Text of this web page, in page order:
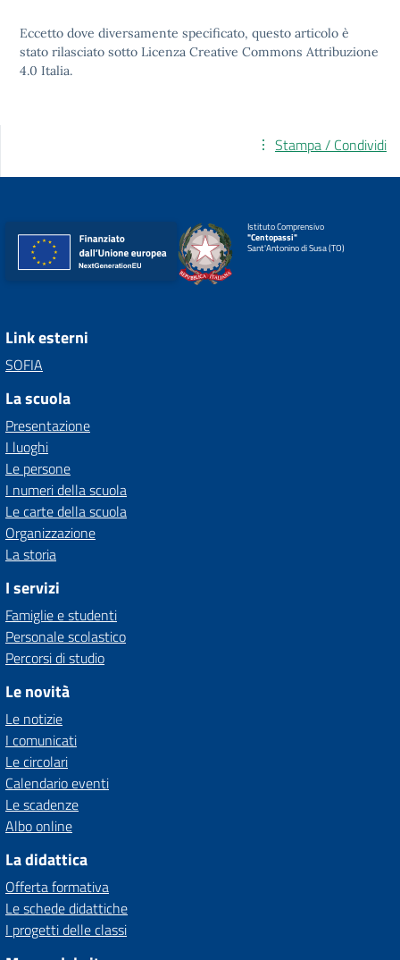
Eccetto dove diversamente specificato, questo articolo è
stato rilasciato sotto Licenza Creative Commons Attribuzione
4.0 Italia.
Stampa / Condividi
Istituto Comprensivo
"Centopassi"
Sant'Antonino di Susa (TO)
Link esterni
SOFIA
La scuola
Presentazione
I luoghi
Le persone
I numeri della scuola
Le carte della scuola
Organizzazione
La storia
I servizi
Famiglie e studenti
Personale scolastico
Percorsi di studio
Le novità
Le notizie
I comunicati
Le circolari
Calendario eventi
Le scadenze
Albo online
La didattica
Offerta formativa
Le schede didattiche
I progetti delle classi